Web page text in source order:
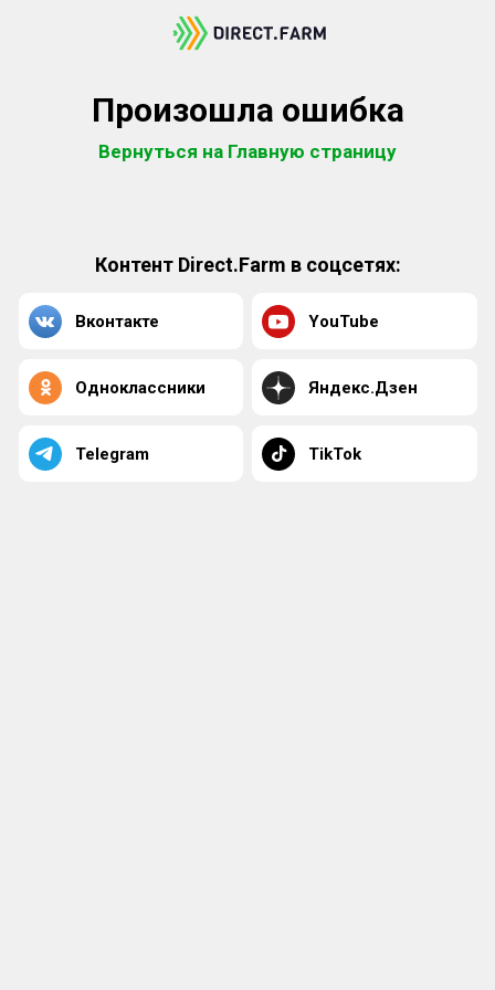
Произошла ошибка
Вернуться на Главную страницу
Контент Direct.Farm в соцсетях:
Вконтакте YouTube
Одноклассники Яндекс.Дзен
Telegram TikTok